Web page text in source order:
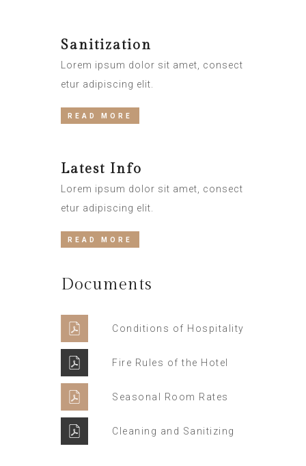
Sanitization
Lorem ipsum dolor sit amet, consect
etur adipiscing elit.
READ MORE
Latest Info
Lorem ipsum dolor sit amet, consect
etur adipiscing elit.
READ MORE
Documents
Conditions of Hospitality
Fire Rules of the Hotel
Seasonal Room Rates
Cleaning and Sanitizing